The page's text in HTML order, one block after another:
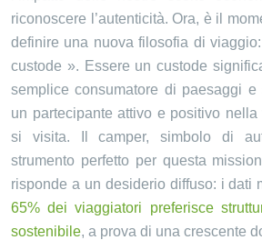
riconoscere l’autenticità. Ora, è il
definire una nuova filosofia di
custode ». Essere un custode
semplice consumatore di paesaggi e
un partecipante attivo e positivo
si visita. Il camper, simbolo di
strumento perfetto per questa
risponde a un desiderio diffuso: i dati
65% dei viaggiatori preferisce
sostenibile, a prova di una crescente